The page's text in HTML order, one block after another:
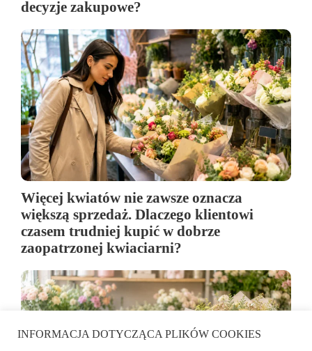
decyzje zakupowe?
Więcej kwiatów nie zawsze oznacza
większą sprzedaż. Dlaczego klientowi
czasem trudniej kupić w dobrze
zaopatrzonej kwiaciarni?
INFORMACJA DOTYCZĄCA PLIKÓW COOKIES